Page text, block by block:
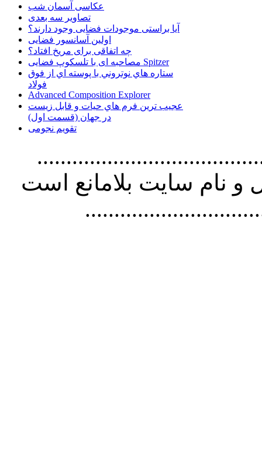
عکاسی آسمان شب
تصاویر سه بعدی
آیا براستی موجودات فضایی وجود دارند؟
اولین آسانسور فضایی
چه اتفاقی برای مریخ افتاد؟
مصاحبه ای با تلسکوپ فضایی Spitzer
ستاره هاي نوتروني با پوسته اي از فوق
فولاد
Advanced Composition Explorer
عجیب ترین فرم هاي حيات و قابل زيست
در جهان (قسمت اول)
تقویم نجومی
استفاده از
نام سايت بلامانع است